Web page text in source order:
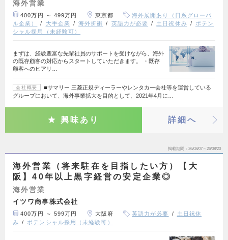
海外営業
400万円 ～ 499万円 東京都
海外展開あり（日系グローバ
ル企業）
大手企業 海外折衝 英語力が必要 土日祝休み
ポテン
シャル採用（未経験可）
まずは、経験豊富な先輩社員のサポートを受けながら、海外
の既存顧客の対応からスタートしていただきます。 ・既存
顧客へのヒアリ…
会社概要
■サマリー 三菱正規ディーラーやレンタカー会社等を運営している
グループにおいて、海外事業拡大を目的として、2021年4月に…
興味あり 詳細へ
掲載期間 26/08/07～26/08/20
海外営業（将来駐在を目指したい方）【大
阪】40年以上黒字経営の安定企業◎
海外営業
イツワ商事株式会社
400万円 ～ 599万円 大阪府 英語力が必要
土日祝休
み
ポテンシャル採用（未経験可）